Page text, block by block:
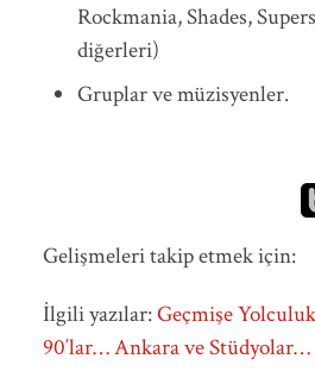
Rockmania, Shades,
diğerleri)
Gruplar ve müzisyenler.
Gelişmeleri takip etmek için:
İlgili yazılar:Geçmişe
90′lar… Ankara ve Stüdyolar…